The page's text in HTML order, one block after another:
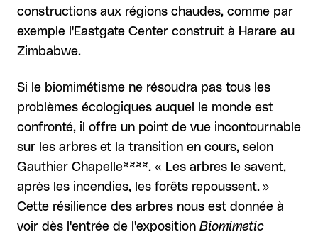
constructions aux régions chaudes, comme par
exemple l'Eastgate Center construit à Harare au
Zimbabwe.
Si le biomimétisme ne résoudra pas tous les
problèmes écologiques auquel le monde est
confronté, il offre un point de vue incontournable
sur les arbres et la transition en cours, selon
Gauthier Chapelle****. « Les arbres le savent,
après les incendies, les forêts repoussent. »
Cette résilience des arbres nous est donnée à
voir dès l'entrée de l'exposition Biomimetic